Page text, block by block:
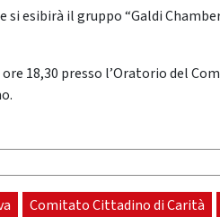
esibirà il gruppo “Galdi
18,30 presso l’Oratorio del
Comitato Cittadino di Carità